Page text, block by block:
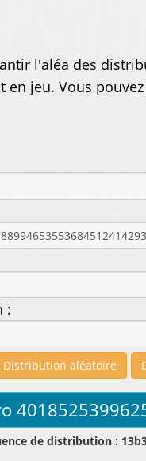
l'aléa des
jeu. Vous
:
de distribution :